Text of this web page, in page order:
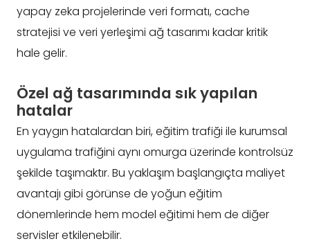
yapay zeka projelerinde veri formatı, cache
stratejisi ve veri yerleşimi ağ tasarımı kadar kritik
hale gelir.
Özel ağ tasarımında sık yapılan
hatalar
En yaygın hatalardan biri, eğitim trafiği ile kurumsal
uygulama trafiğini aynı omurga üzerinde kontrolsüz
şekilde taşımaktır. Bu yaklaşım başlangıçta maliyet
avantajı gibi görünse de yoğun eğitim
dönemlerinde hem model eğitimi hem de diğer
servisler etkilenebilir.